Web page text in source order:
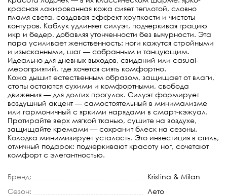
красная лакированная кожа сияет теплотой, словно
пламя света, создавая эффект хрупкости и чистоты
контуров. Каблук удлиняет силуэт, подчеркивая грацию
икр и бедер, добавляя утонченности без вычурности. Эта
пара усиливает женственность: ноги кажутся стройными
и изысканными, шаг — собранным и танцующим.
Идеально для дневных выходов, свиданий или casual-
мероприятий, где хочется сиять комфортно.
Кожа дышит естественным образом, защищает от влаги,
стопы остаются сухими и комфортными, свобода
движения — для долгих прогулок. Силуэт формирует
воздушный акцент — самостоятельный в минимализме
или гармоничный с яркими нарядами в смарт-кэжуал.
Протирайте верх мягкой тканью, сушите на воздухе,
защищайте кремами — сохранит блеск на сезоны.
Колодка минимизирует усталость. Это инвестиция в стиль,
отличный подарок: подчеркивают красоту ног, сочетают
комфорт с элегантностью.
Бренд:
Kristina & Milan
Сезон:
Лето